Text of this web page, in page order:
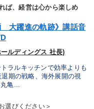
ば、経営は心から楽しめ
大躍進の軌跡》講話音
ルディングス 社長)
ラルキッチンで効率よりも
期の戦略、海外展開の視
亀...
選びください＞